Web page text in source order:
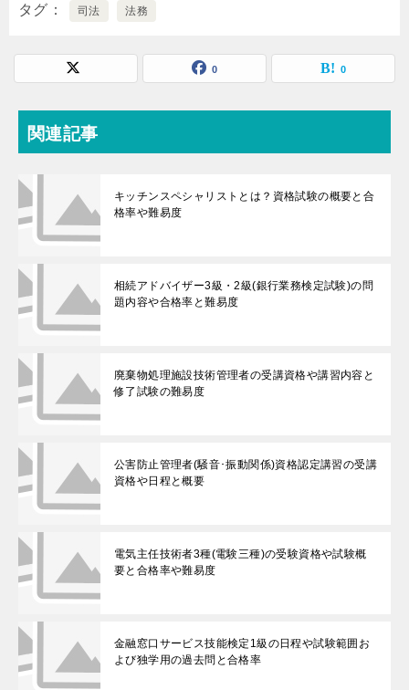
タグ 司法 法務
0 0
関連記事
キッチンスペシャリストとは？資格試験の概要と合
格率や難易度
相続アドバイザー3級・2級(銀行業務検定試験)の問
題内容や合格率と難易度
廃棄物処理施設技術管理者の受講資格や講習内容と
修了試験の難易度
公害防止管理者(騒音･振動関係)資格認定講習の受講
資格や日程と概要
電気主任技術者3種(電験三種)の受験資格や試験概
要と合格率や難易度
金融窓口サービス技能検定1級の日程や試験範囲お
よび独学用の過去問と合格率